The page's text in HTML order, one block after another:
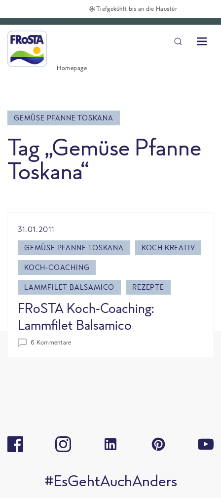
Tiefgekühlt bis an die Haustür
Homepage
GEMÜSE PFANNE TOSKANA
Tag „Gemüse Pfanne
Toskana“
31.01.2011
GEMÜSE PFANNE TOSKANA
KOCH KREATIV
KOCH-COACHING
LAMMFILET BALSAMICO REZEPTE
FRoSTA Koch-Coaching:
Lammfilet Balsamico
6 Kommentare
#EsGehtAuchAnders